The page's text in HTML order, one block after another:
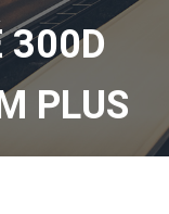
300D
PLUS